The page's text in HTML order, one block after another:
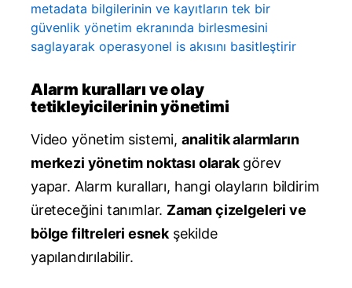
metadata bilgilerinin ve kayıtların tek bir
güvenlik yönetim ekranında birlesmesini
saglayarak operasyonel is akısını basitleştirir
Alarm kuralları ve olay
tetikleyicilerinin yönetimi
Video yönetim sistemi, analitik alarmların
merkezi yönetim noktası olarakgörev
yapar. Alarm kuralları, hangi olayların bildirim
üreteceğini tanımlar. Zaman çizelgeleri ve
bölge filtreleri esnekşekilde
yapılandırılabilir.